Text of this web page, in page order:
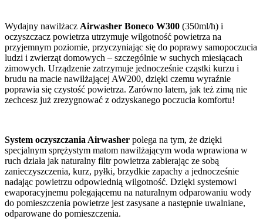
Wydajny nawilżacz Airwasher Boneco W300 (350ml/h) i
oczyszczacz powietrza utrzymuje wilgotność powietrza na
przyjemnym poziomie, przyczyniając się do poprawy samopoczucia
ludzi i zwierząt domowych – szczególnie w suchych miesiącach
zimowych. Urządzenie zatrzymuje jednocześnie cząstki kurzu i
brudu na macie nawilżającej AW200, dzięki czemu wyraźnie
poprawia się czystość powietrza. Zarówno latem, jak też zimą nie
zechcesz już zrezygnować z odzyskanego poczucia komfortu!
System oczyszczania Airwasher polega na tym, że dzięki
specjalnym sprężystym matom nawilżającym woda wprawiona w
ruch działa jak naturalny filtr powietrza zabierając ze sobą
zanieczyszczenia, kurz, pyłki, brzydkie zapachy a jednocześnie
nadając powietrzu odpowiednią wilgotność. Dzięki systemowi
ewaporacyjnemu polegającemu na naturalnym odparowaniu wody
do pomieszczenia powietrze jest zasysane a następnie uwalniane,
odparowane do pomieszczenia.